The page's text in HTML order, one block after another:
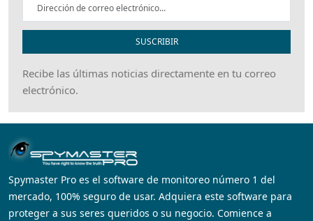
SUSCRIBIR
Recibe las últimas noticias directamente en tu correo
electrónico.
Spymaster Pro es el software de monitoreo número 1 del
mercado, 100% seguro de usar. Adquiera este software para
proteger a sus seres queridos o su negocio. Comience a